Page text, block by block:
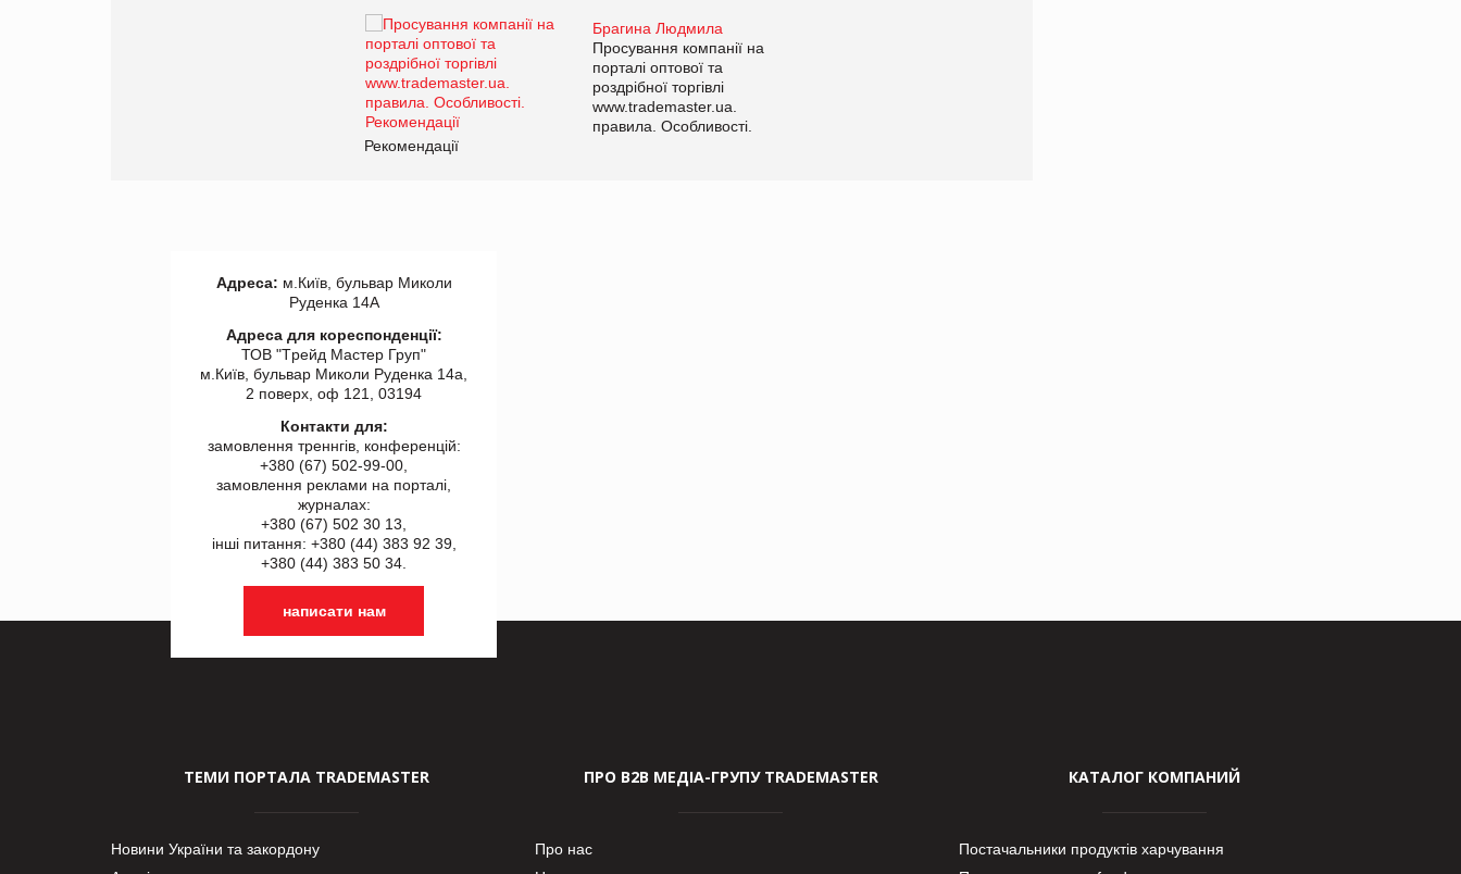
Брагина Людмила
Просування компанії на
порталі оптової та
роздрібної торгівлі
www.trademaster.ua.
правила. Особливості.
Рекомендації
Адреса: м.Київ, бульвар Миколи
Руденка 14А
Адреса для кореспонденції:
ТОВ "Tрейд Мастер Груп"
м.Київ, бульвар Миколи Руденка 14а,
2 поверх, оф 121, 03194
Контакти для:
замовлення треннгів, конференцій:
+380 (67) 502-99-00,
замовлення реклами на порталі,
журналах:
+380 (67) 502 30 13,
інші питання: +380 (44) 383 92 39,
+380 (44) 383 50 34.
написати нам
ТЕМИ ПОРТАЛА TRADEMASTER
Новини України та закордону
ПРО В2В МЕДІА-ГРУПУ TRADEMASTER
Про нас
КАТАЛОГ КОМПАНИЙ
Постачальники продуктів харчування